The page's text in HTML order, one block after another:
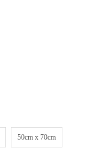
50cm x 70cm